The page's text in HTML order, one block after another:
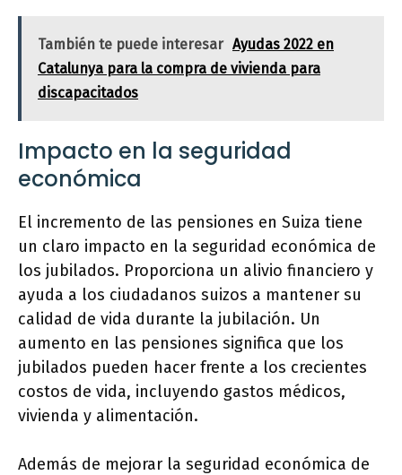
También te puede interesar Ayudas 2022 en
Catalunya para la compra de vivienda para
discapacitados
Impacto en la seguridad
económica
El incremento de las pensiones en Suiza tiene
un claro impacto en la seguridad económica de
los jubilados. Proporciona un alivio financiero y
ayuda a los ciudadanos suizos a mantener su
calidad de vida durante la jubilación. Un
aumento en las pensiones significa que los
jubilados pueden hacer frente a los crecientes
costos de vida, incluyendo gastos médicos,
vivienda y alimentación.
Además de mejorar la seguridad económica de